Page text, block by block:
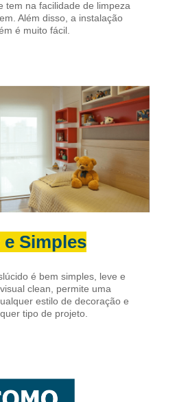
tem na facilidade de limpeza
Além disso, a instalação
é muito fácil.
e Simples
é bem simples, leve e
clean, permite uma
estilo de decoração e
tipo de projeto.